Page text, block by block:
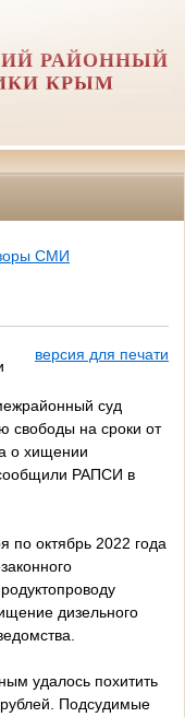
РАЙОННЫЙ
КРЫМ
СМИ
версия для печати
суд
свободы на сроки от
о хищении
РАПСИ в
по октябрь 2022 года
дизельного
удалось похитить
Подсудимые